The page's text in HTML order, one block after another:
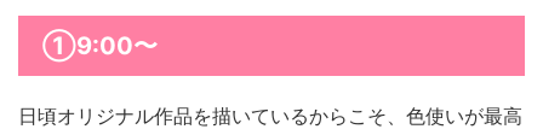
①9:00〜
日頃オリジナル作品を描いているからこそ、色使いが最高